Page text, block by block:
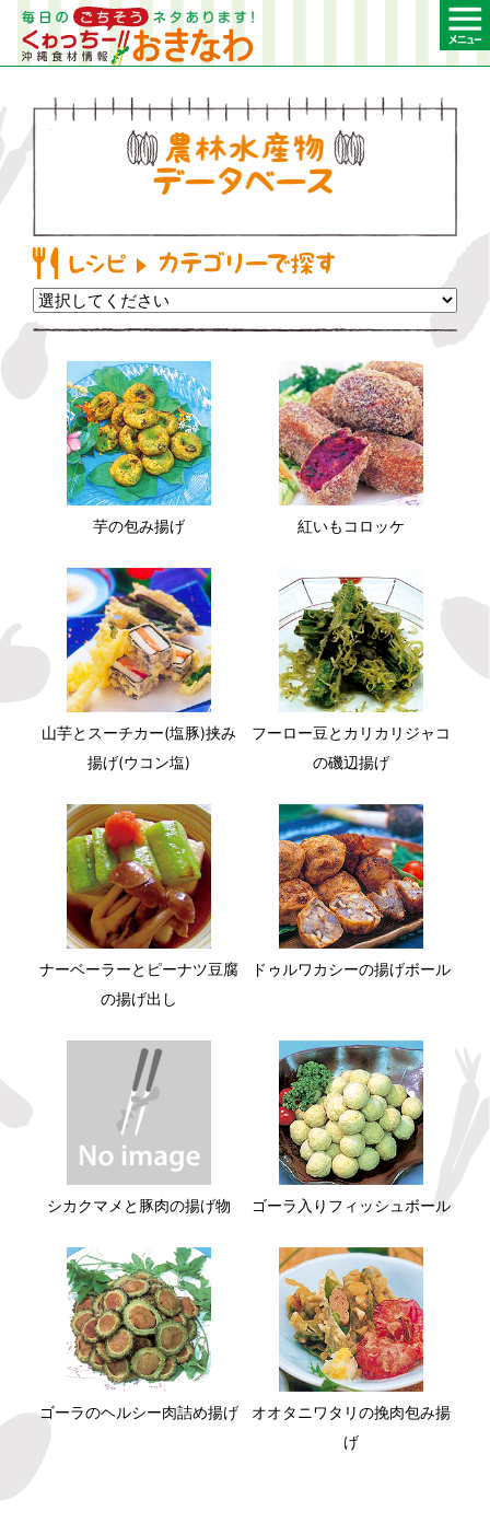
農林水産物デー
芋の包み揚げ 紅いもコロッケ
山芋とスーチカー(塩豚)挟み
揚げ(ウコン塩)
フーロー豆とカリカリジャコ
の磯辺揚げ
ナーベーラーとピーナツ豆腐
の揚げ出し
ドゥルワカシーの揚げボール
シカクマメと豚肉の揚げ物 ゴーラ入りフィッシュボール
ゴーラのヘルシー肉詰め揚げ
オオタニワタリの挽肉包み揚
げ